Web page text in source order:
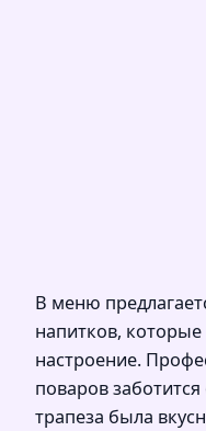
В меню
напитков,
настроение.
поваров
трапеза была